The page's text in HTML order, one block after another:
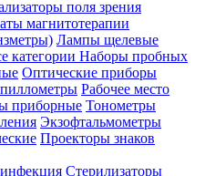
поля зрения
магнитотерапии
Лампы щелевые
категории Наборы пробных
Оптические приборы
Рабочее место
приборные Тонометры
Экзофтальмометры
Проекторы знаков
Стерилизаторы